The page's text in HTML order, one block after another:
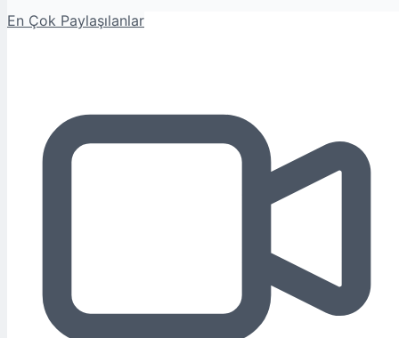
En Çok Paylaşılanlar